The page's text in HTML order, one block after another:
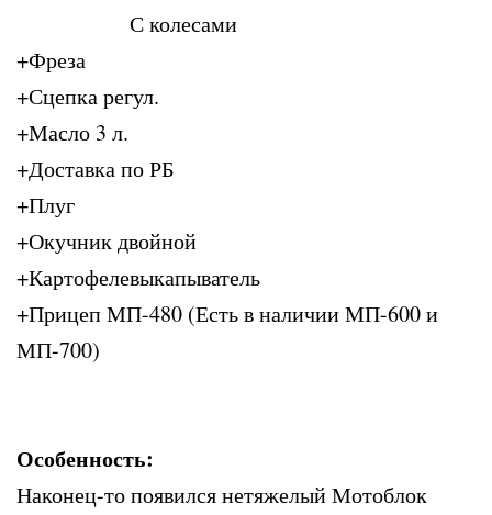
С колесами
+Фреза
+Сцепка регул.
+Масло 3 л.
+Доставка по РБ
+Плуг
+Окучник двойной
+Картофелевыкапыватель
+Прицеп МП-480 (Есть в наличии МП-600 и
МП-700)
Особенность:
Наконец-то появился нетяжелый Мотоблок